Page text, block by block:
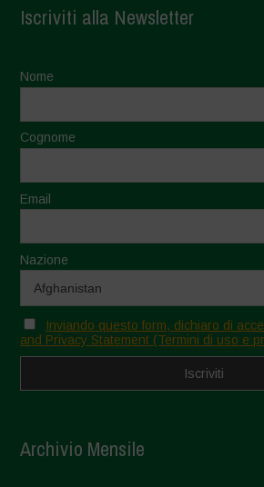
Iscriviti alla Newsletter
Nome
Cognome
Email
Nazione
Inviando questo form, dichiaro di
and Privacy Statement (Termini di uso e
Archivio Mensile